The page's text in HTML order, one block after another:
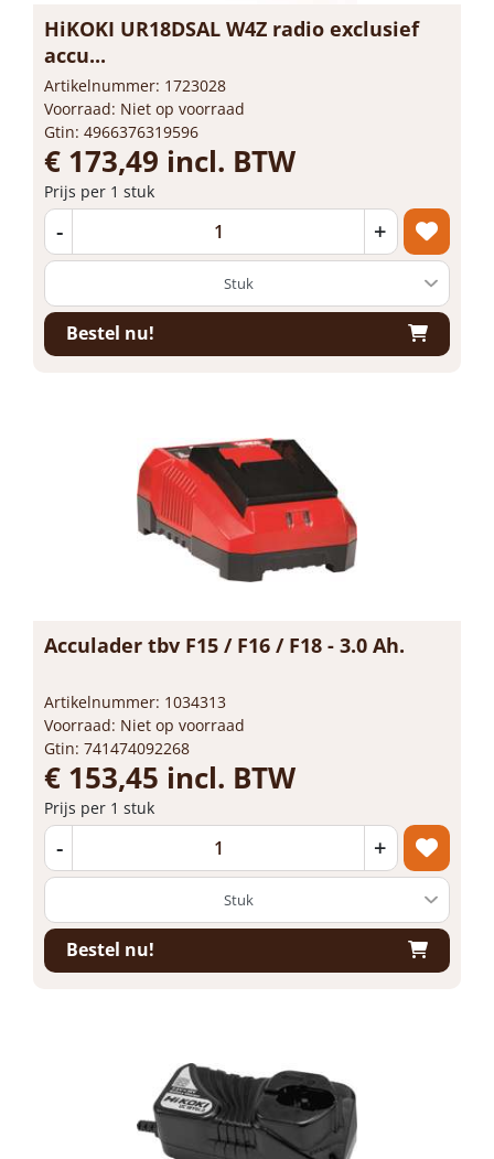
HiKOKI UR18DSAL W4Z radio exclusief
accu...
Artikelnummer: 1723028
Voorraad: Niet op voorraad
Gtin: 4966376319596
€ 173,49 incl. BTW
Prijs per 1 stuk
- +
Bestel nu!
Acculader tbv F15 / F16 / F18 - 3.0 Ah.
Artikelnummer: 1034313
Voorraad: Niet op voorraad
Gtin: 741474092268
€ 153,45 incl. BTW
Prijs per 1 stuk
- +
Bestel nu!